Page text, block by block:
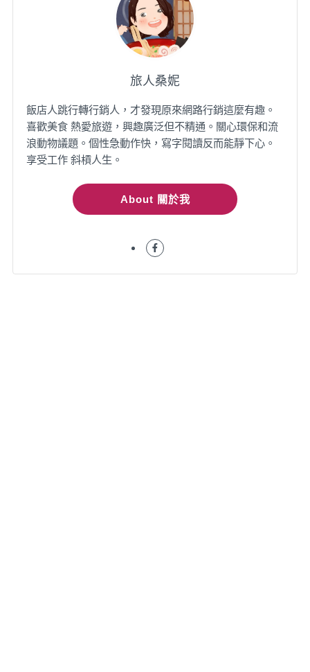
旅人桑妮
飯店人跳行轉行銷人，才發現原來網路行銷這麼有趣。
喜歡美食 熱愛旅遊，興趣廣泛但不精通。關心環保和流
浪動物議題。個性急動作快，寫字閱讀反而能靜下心。
享受工作 斜槓人生。
About 關於我